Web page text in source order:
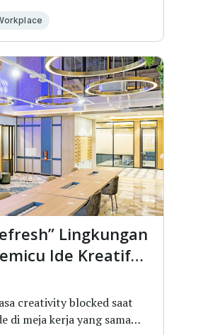
Lingkungan
Ide Kreatif
creativity blocked saat
di meja kerja yang sama